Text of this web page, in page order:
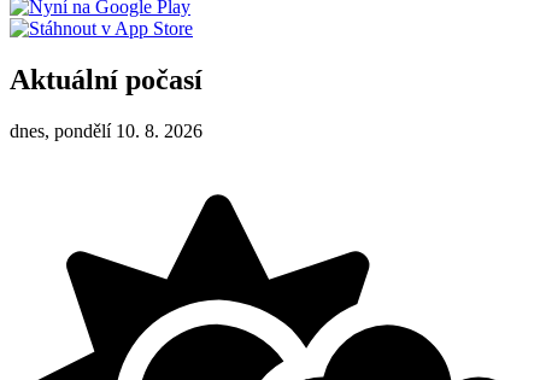
Aktuální počasí
dnes, pondělí 10. 8. 2026